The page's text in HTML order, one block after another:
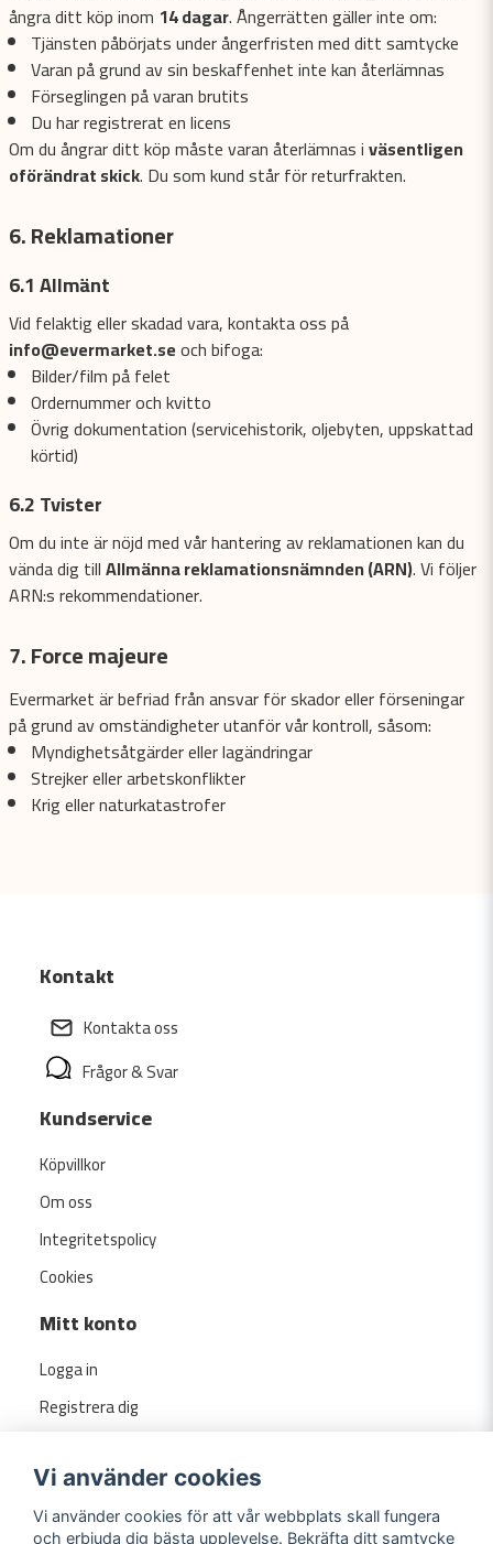
ångra ditt köp inom 14 dagar. Ångerrätten gäller inte om:
Tjänsten påbörjats under ångerfristen med ditt samtycke
Varan på grund av sin beskaffenhet inte kan återlämnas
Förseglingen på varan brutits
Du har registrerat en licens
Om du ångrar ditt köp måste varan återlämnas iväsentligen
oförändrat skick. Du som kund står för returfrakten.
6. Reklamationer
6.1 Allmänt
Vid felaktig eller skadad vara, kontakta oss på
info@evermarket.seoch bifoga:
Bilder/film på felet
Ordernummer och kvitto
Övrig dokumentation (servicehistorik, oljebyten, uppskattad
körtid)
6.2 Tvister
Om du inte är nöjd med vår hantering av reklamationen kan du
vända dig tillAllmänna reklamationsnämnden (ARN). Vi följer
ARN:s rekommendationer.
7. Force majeure
Evermarket är befriad från ansvar för skador eller förseningar
på grund av omständigheter utanför vår kontroll, såsom:
Myndighetsåtgärder eller lagändringar
Strejker eller arbetskonflikter
Krig eller naturkatastrofer
Kontakt
Kontakta oss
Frågor & Svar
Kundservice
Köpvillkor
Om oss
Integritetspolicy
Cookies
Mitt konto
Logga in
Registrera dig
Vi använder cookies
Vi använder cookies för att vår webbplats skall fungera
och erbjuda dig bästa upplevelse. Bekräfta ditt samtycke